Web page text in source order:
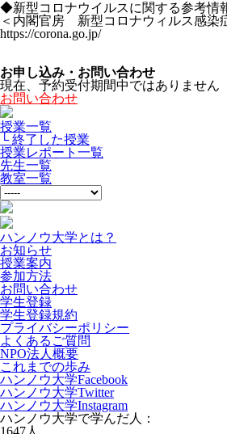
◆新型コロナウイルスに関する参考情
＜内閣官房 新型コロナウィルス感染
https://corona.go.jp/
お申し込み・お問い合わせ
現在、予約受付期間中ではありません
お問い合わせ
授業一覧
└ 終了した授業
授業レポート一覧
先生一覧
教室一覧
ハンノウ大学とは？
お知らせ
授業案内
参加方法
お問い合わせ
学生登録
学生登録規約
プライバシーポリシー
よくあるご質問
NPO法人概要
これまでの歩み
ハンノウ大学Facebook
ハンノウ大学Twitter
ハンノウ大学Instagram
ハンノウ大学で学んだ人：
1647 人